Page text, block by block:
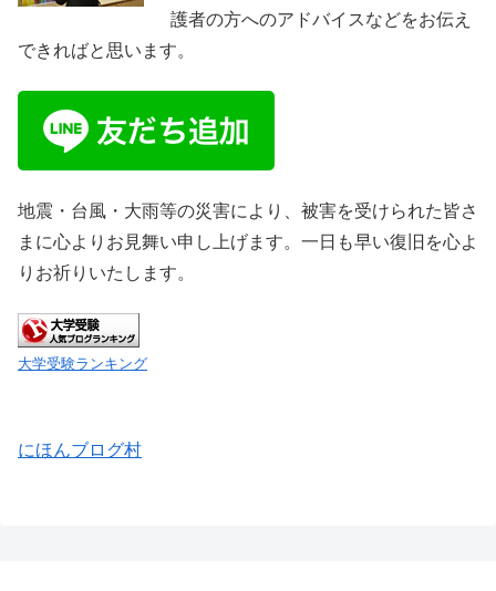
護者の方へのアドバイスなどをお伝え
できればと思います。
地震・台風・大雨等の災害により、被害を受けられた皆さ
まに心よりお見舞い申し上げます。一日も早い復旧を心よ
りお祈りいたします。
大学受験ランキング
にほんブログ村